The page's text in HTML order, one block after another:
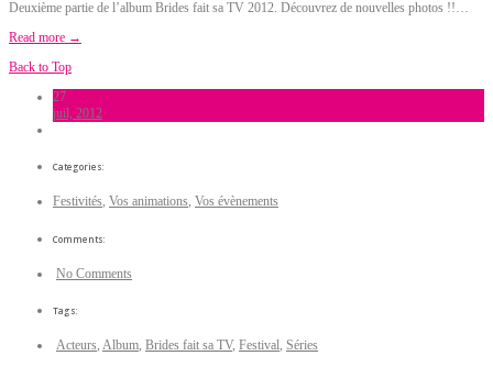
Deuxième partie de l’album Brides fait sa TV 2012. Découvrez de nouvelles photos !!…
Read more →
Back to Top
27
juil, 2012
Categories:
Festivités, Vos animations, Vos évènements
Comments:
No Comments
Tags:
Acteurs, Album, Brides fait sa TV, Festival, Séries